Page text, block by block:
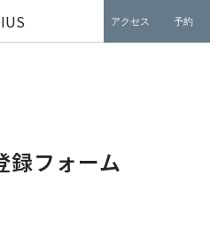
アクセス 予約
録
録フォーム